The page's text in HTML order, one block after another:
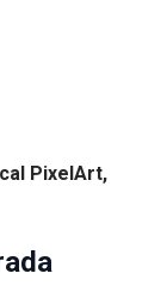
PixelArt,